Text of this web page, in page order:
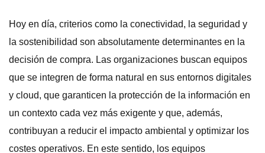
Hoy en día, criterios como la conectividad, la seguridad y
la sostenibilidad son absolutamente determinantes en la
decisión de compra. Las organizaciones buscan equipos
que se integren de forma natural en sus entornos digitales
y cloud, que garanticen la protección de la información en
un contexto cada vez más exigente y que, además,
contribuyan a reducir el impacto ambiental y optimizar los
costes operativos. En este sentido, los equipos